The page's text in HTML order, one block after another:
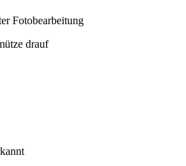
Fotobearbeitung
drauf